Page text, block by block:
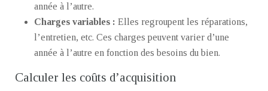
année à l’autre.
Charges variables : Elles regroupent les réparations,
l’entretien, etc. Ces charges peuvent varier d’une
année à l’autre en fonction des besoins du bien.
Calculer les coûts d’acquisition